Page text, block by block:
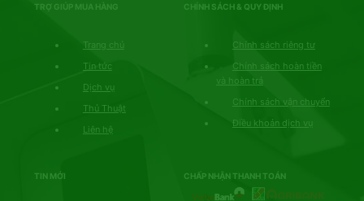
TRỢ GIÚP MUA HÀNG
Trang chủ
Tin tức
Dịch vụ
Thủ Thuật
Liên hệ
CHÍNH SÁCH & QUY ĐỊNH
Chính sách riêng tư
Chính sách hoàn tiền
và hoàn trả
Chính sách vận chuyển
Điều khoản dịch vụ
TIN MỚI CHẤP NHẬN THANH TOÁN